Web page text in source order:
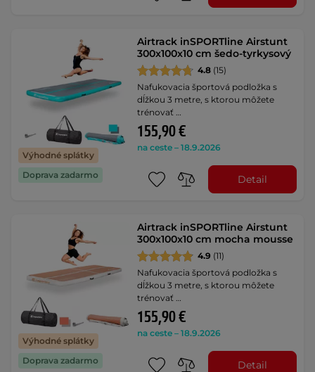
Výhodné splátky
Doprava zadarmo
Airtrack inSPORTline Airstunt
300x100x10 cm šedo-tyrkysový
4.8 (15)
Nafukovacia športová podložka s
dĺžkou 3 metre, s ktorou môžete
trénovať …
155,90 €
na ceste – 18.9.2026
Detail
Výhodné splátky
Doprava zadarmo
Airtrack inSPORTline Airstunt
300x100x10 cm mocha mousse
4.9 (11)
Nafukovacia športová podložka s
dĺžkou 3 metre, s ktorou môžete
trénovať …
155,90 €
na ceste – 18.9.2026
Detail